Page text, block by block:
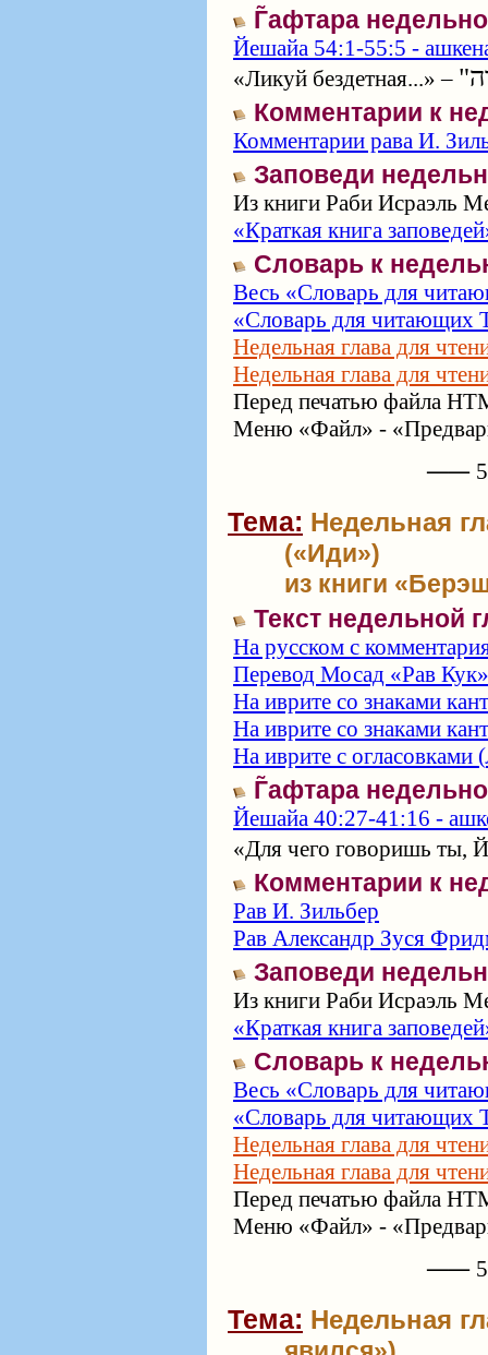
Г̃афтара
Йешайа 54:1-55:5 -
«Ликуй бездетная...» –
Комментарии к
Комментарии рава И.
Заповеди
Из книги Раби Исраэль
«Краткая книга
Словарь к
Весь «Словарь для
«Словарь для читающих
Недельная глава для
Недельная глава для
Перед печатью файла
Меню «Файл» -
⸺
Тема: Недельная
(«Иди»)
из книги
Текст недельной
На русском с
Перевод Мосад «Рав Кук»
На иврите со знаками
На иврите со знаками
На иврите с огласовками (
Г̃афтара
Йешайа 40:27-41:16 -
«Для чего говоришь ты,
Комментарии к
Рав И. Зильбер
Рав Александр Зуся
Заповеди
Из книги Раби Исраэль
«Краткая книга
Словарь к
Весь «Словарь для
«Словарь для читающих
Недельная глава для
Недельная глава для
Перед печатью файла
Меню «Файл» -
⸺
Тема: Недельная